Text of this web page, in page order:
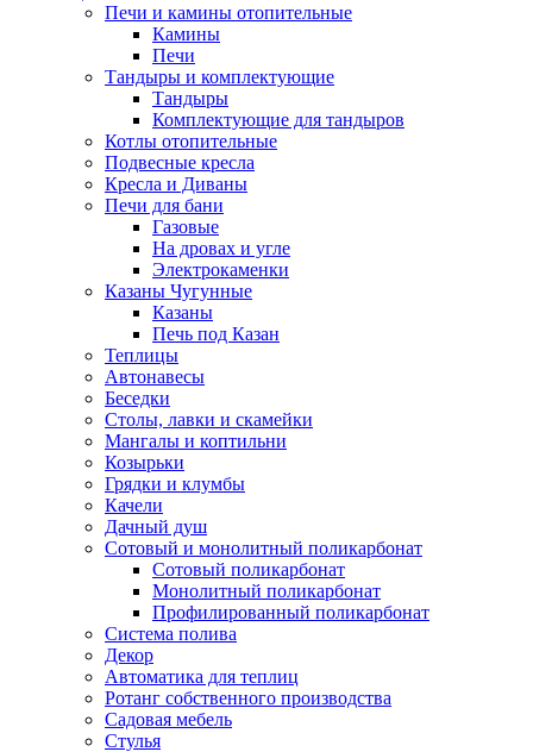
Печи и камины отопительные
Камины
Печи
Тандыры и комплектующие
Тандыры
Комплектующие для тандыров
Котлы отопительные
Подвесные кресла
Кресла и Диваны
Печи для бани
Газовые
На дровах и угле
Электрокаменки
Казаны Чугунные
Казаны
Печь под Казан
Теплицы
Автонавесы
Беседки
Столы, лавки и скамейки
Мангалы и коптильни
Козырьки
Грядки и клумбы
Качели
Дачный душ
Сотовый и монолитный поликарбонат
Сотовый поликарбонат
Монолитный поликарбонат
Профилированный поликарбонат
Система полива
Декор
Автоматика для теплиц
Ротанг собственного производства
Садовая мебель
Стулья